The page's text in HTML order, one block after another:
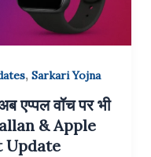
, Sarkari Yojna
एप्पल वॉच पर भी
& Apple
Update